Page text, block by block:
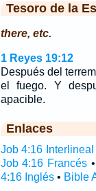
Tesoro de la
there, etc.
1 Reyes 19:12
Después del
el fuego. Y
apacible.
Enlaces
Job 4:16 Interlineal
Job 4:16 Francés •
4:16 Inglés• Bible